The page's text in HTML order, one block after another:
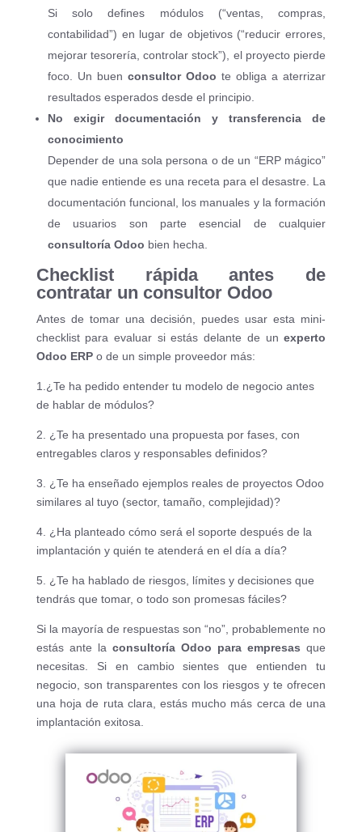
Si solo defines módulos (“ventas, compras,
contabilidad”) en lugar de objetivos (“reducir errores,
mejorar tesorería, controlar stock”), el proyecto pierde
foco. Un buen consultor Odoo te obliga a aterrizar
resultados esperados desde el principio.
No exigir documentación y transferencia de
conocimiento
Depender de una sola persona o de un “ERP mágico”
que nadie entiende es una receta para el desastre. La
documentación funcional, los manuales y la formación
de usuarios son parte esencial de cualquier
consultoría Odoo bien hecha.
Checklist rápida antes de
contratar un consultor Odoo
Antes de tomar una decisión, puedes usar esta mini-
checklist para evaluar si estás delante de unexperto
Odoo ERPo de un simple proveedor más:
1.¿Te ha pedido entender tu modelo de negocio antes
de hablar de módulos?
2. ¿Te ha presentado una propuesta por fases, con
entregables claros y responsables definidos?
3. ¿Te ha enseñado ejemplos reales de proyectos Odoo
similares al tuyo (sector, tamaño, complejidad)?
4. ¿Ha planteado cómo será el soporte después de la
implantación y quién te atenderá en el día a día?
5. ¿Te ha hablado de riesgos, límites y decisiones que
tendrás que tomar, o todo son promesas fáciles?
Si la mayoría de respuestas son “no”, probablemente no
estás ante la consultoría Odoo para empresas que
necesitas. Si en cambio sientes que entienden tu
negocio, son transparentes con los riesgos y te ofrecen
una hoja de ruta clara, estás mucho más cerca de una
implantación exitosa.